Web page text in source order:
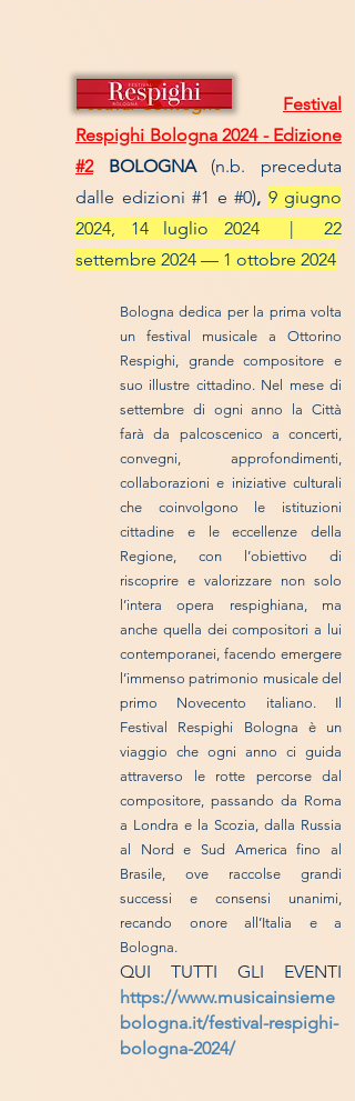
Festival-Convegno
Festival
Respighi Bologna 2024 - Edizione
#2
BOLOGNA (n.b. preceduta
dalle edizioni #1 e #0), 9 giugno
2024, 14 luglio 2024 | 22
settembre 2024 — 1 ottobre 2024
Bologna dedica per la prima volta
un festival musicale a Ottorino
Respighi, grande compositore e
suo illustre cittadino. Nel mese di
settembre di ogni anno la Città
farà da palcoscenico a concerti,
convegni, approfondimenti,
collaborazioni e iniziative culturali
che coinvolgono le istituzioni
cittadine e le eccellenze della
Regione, con l’obiettivo di
riscoprire e valorizzare non solo
l’intera opera respighiana, ma
anche quella dei compositori a lui
contemporanei, facendo emergere
l’immenso patrimonio musicale del
primo Novecento italiano. Il
Festival Respighi Bologna è un
viaggio che ogni anno ci guida
attraverso le rotte percorse dal
compositore, passando da Roma
a Londra e la Scozia, dalla Russia
al Nord e Sud America fino al
Brasile, ove raccolse grandi
successi e consensi unanimi,
recando onore all’Italia e a
Bologna.
QUI TUTTI GLI EVENTI
https://www.musicainsieme
bologna.it/festival-respighi-
bologna-2024/